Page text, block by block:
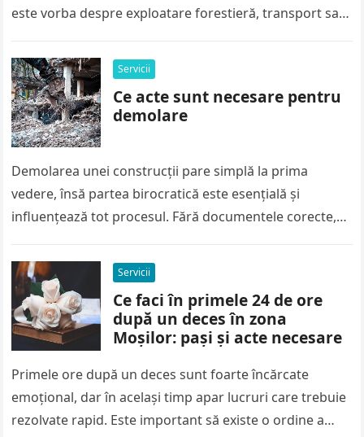
este vorba despre exploatare forestieră, transport sau
Servicii
Ce acte sunt necesare pentru
demolare
Demolarea unei construcții pare simplă la prima
vedere, însă partea birocratică este esențială și
influențează tot procesul. Fără documentele corecte,
Servicii
Ce faci în primele 24 de ore
după un deces în zona
Moșilor: pași și acte necesare
Primele ore după un deces sunt foarte încărcate
emoțional, dar în același timp apar lucruri care trebuie
rezolvate rapid. Este important să existe o ordine a